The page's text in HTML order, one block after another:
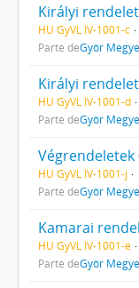
HU GyVL IV-1001-c
Parte deGyőr
HU GyVL IV-1001-d
Parte deGyőr
HU GyVL IV-1001-j
Parte deGyőr
Kamarai
HU GyVL IV-1001-e
Parte deGyőr